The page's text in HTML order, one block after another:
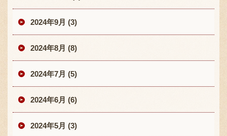
2024年9月 (3)
2024年8月 (8)
2024年7月 (5)
2024年6月 (6)
2024年5月 (3)